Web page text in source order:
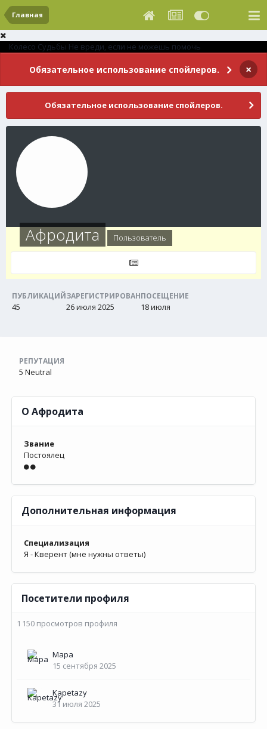
Главная
Колесо Судьбы Не вреди, если не можешь помочь
Обязательное использование спойлеров. ×
Обязательное использование спойлеров.
Афродита Пользователь
ПУБЛИКАЦИЙ
45
ЗАРЕГИСТРИРОВАН
26 июля 2025
ПОСЕЩЕНИЕ
18 июля
РЕПУТАЦИЯ
5 Neutral
О Афродита
Звание
Постоялец
Дополнительная информация
Специализация
Я - Кверент (мне нужны ответы)
Посетители профиля
1 150 просмотров профиля
Мара
15 сентября 2025
Kapetazy
31 июля 2025